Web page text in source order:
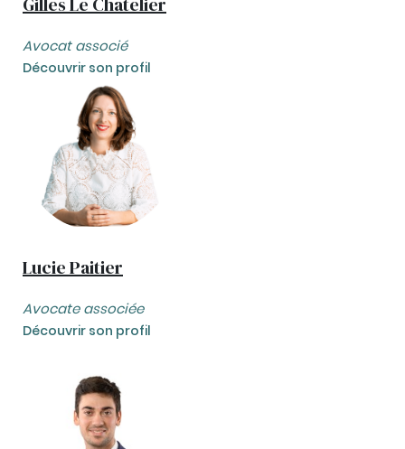
Avocat associé
Découvrir son profil
Lucie Paitier
Avocate associée
Découvrir son profil